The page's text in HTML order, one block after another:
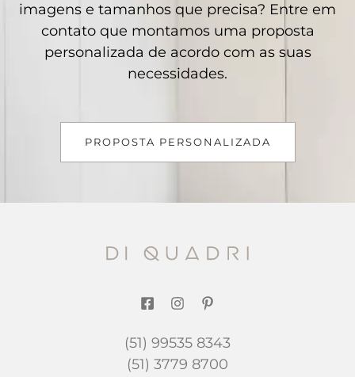
imagens e tamanhos que precisa? Entre em
contato que montamos uma proposta
personalizada de acordo com as suas
necessidades.
PROPOSTA PERSONALIZADA
(51) 99535 8343
(51) 3779 8700